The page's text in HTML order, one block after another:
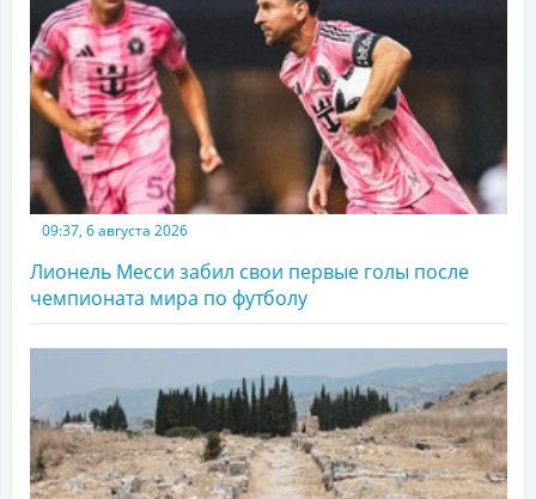
09:37, 6 августа 2026
Лионель Месси забил свои первые голы после
чемпионата мира по футболу